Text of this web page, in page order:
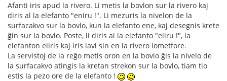
Afanti iris apud la rivero. Li metis la bovlon sur la rivero kaj
diris al la elefanto "eniru !". Li mezuris la nivelon de la
surfacakvo sur la bovlo, kun la elefanto ene, kaj desegnis krete
ĝin sur la bovlo. Poste, li diris al la elefanto "eliru !", la
elefanton eliris kaj iris lavi sin en la rivero iometfore.
La servistoj de la reĝo metis oron en la bovlo ĝis la nivelo de
la surfacakvo atingis la kretan strekon sur la bovlo, tiam tio
estis la pezo ore de la elefanto !